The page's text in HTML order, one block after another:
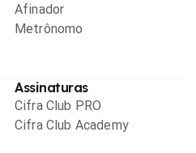
Afinador
Metrônomo
Assinaturas
Cifra Club PRO
Cifra Club Academy